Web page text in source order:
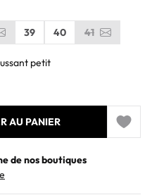
39 40 41
petit
AU PANIER
Add to
de nos boutiques